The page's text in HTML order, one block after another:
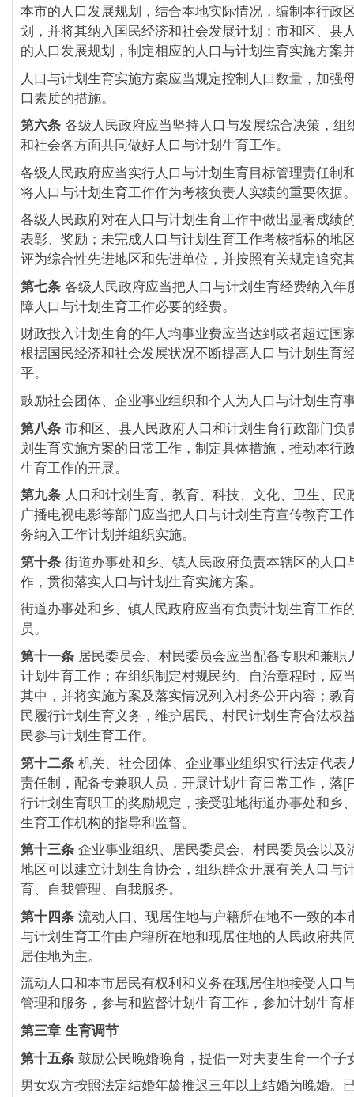
本市的人口发展规划，结合本地实际情况，编制本行政
划，并将其纳入国民经济和社会发展计划；市和区、县
的人口发展规划，制定相应的人口与计划生育实施方案
人口与计划生育实施方案应当规定控制人口数量，加强
口素质的措施。
第六条 各级人民政府应当坚持人口与发展综合决策，组
和社会各方面共同做好人口与计划生育工作。
各级人民政府应当实行人口与计划生育目标管理责任制
将人口与计划生育工作作为考核负责人实绩的重要依据
各级人民政府对在人口与计划生育工作中做出显著成绩
表彰、奖励；未完成人口与计划生育工作考核指标的地
评为综合性先进地区和先进单位，并按照有关规定追究
第七条 各级人民政府应当把人口与计划生育经费纳入年
障人口与计划生育工作必要的经费。
财政投入计划生育的年人均事业费应当达到或者超过国
根据国民经济和社会发展状况不断提高人口与计划生育
平。
鼓励社会团体、企业事业组织和个人为人口与计划生育
第八条 市和区、县人民政府人口和计划生育行政部门负
划生育实施方案的日常工作，制定具体措施，推动本行
生育工作的开展。
第九条 人口和计划生育、教育、科技、文化、卫生、民
广播电视电影等部门应当把人口与计划生育宣传教育工
务纳入工作计划并组织实施。
第十条 街道办事处和乡、镇人民政府负责本辖区的人口
作，贯彻落实人口与计划生育实施方案。
街道办事处和乡、镇人民政府应当有负责计划生育工作
员。
第十一条 居民委员会、村民委员会应当配备专职和兼职
计划生育工作；在组织制定村规民约、自治章程时，应
其中，并将实施方案及落实情况列入村务公开内容；教
民履行计划生育义务，维护居民、村民计划生育合法权
民参与计划生育工作。
第十二条 机关、社会团体、企业事业组织实行法定代表
责任制，配备专兼职人员，开展计划生育日常工作，落
行计划生育职工的奖励规定，接受驻地街道办事处和乡
生育工作机构的指导和监督。
第十三条 企业事业组织、居民委员会、村民委员会以及
地区可以建立计划生育协会，组织群众开展有关人口与
育、自我管理、自我服务。
第十四条 流动人口、现居住地与户籍所在地不一致的本
与计划生育工作由户籍所在地和现居住地的人民政府共
居住地为主。
流动人口和本市居民有权利和义务在现居住地接受人口
管理和服务，参与和监督计划生育工作，参加计划生育
第三章 生育调节
第十五条 鼓励公民晚婚晚育，提倡一对夫妻生育一个子
男女双方按照法定结婚年龄推迟三年以上结婚为晚婚。